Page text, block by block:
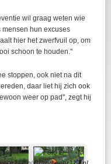
wil graag weten wie
mensen hun excuses
hier het zwerfvuil op, om
schoon te houden.''
stoppen, ook niet na dit
daar liet hij zich ook
weer op pad'', zegt hij